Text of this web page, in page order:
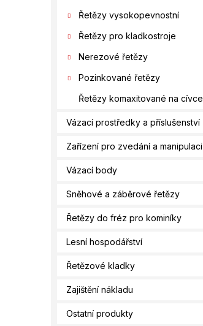
Řetězy vysokopevnostní
Řetězy pro kladkostroje
Nerezové řetězy
Pozinkované řetězy
Řetězy komaxitované na cívce
Vázací prostředky a příslušenství
Zařízení pro zvedání a manipulaci
Vázací body
Sněhové a záběrové řetězy
Řetězy do fréz pro kominíky
Lesní hospodářství
Řetězové kladky
Zajištění nákladu
Ostatní produkty